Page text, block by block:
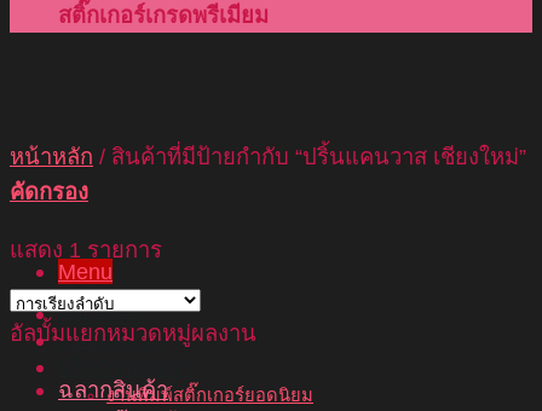
สติ๊กเกอร์เกรดพรีเมียม
Menu
หน้าแรก
เกี่ยวกับเรา
งานพิมพ์สติ๊กเกอร์ยอดนิยม
หน้าหลัก / สินค้าที่มีป้ายกำกับ “ปริ้นแคนวาส เชียงใหม่”
คัดกรอง
แสดง 1 รายการ
อัลบั้มแยกหมวดหมู่ผลงาน
ฉลากสินค้า